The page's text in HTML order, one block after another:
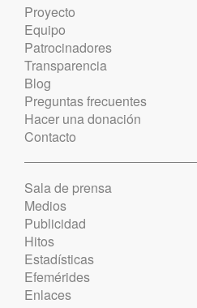
Proyecto
Equipo
Patrocinadores
Transparencia
Blog
Preguntas frecuentes
Hacer una donación
Contacto
Sala de prensa
Medios
Publicidad
Hitos
Estadísticas
Efemérides
Enlaces